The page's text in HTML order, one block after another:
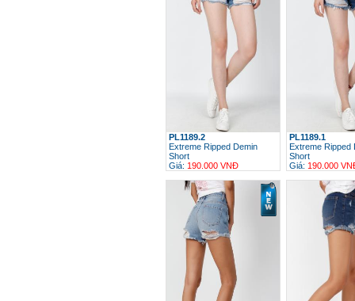
PL1189.2
Extreme Ripped Demin
Short
Giá: 190.000 VNĐ
PL1189.1
Extreme Ripped
Short
Giá: 190.000